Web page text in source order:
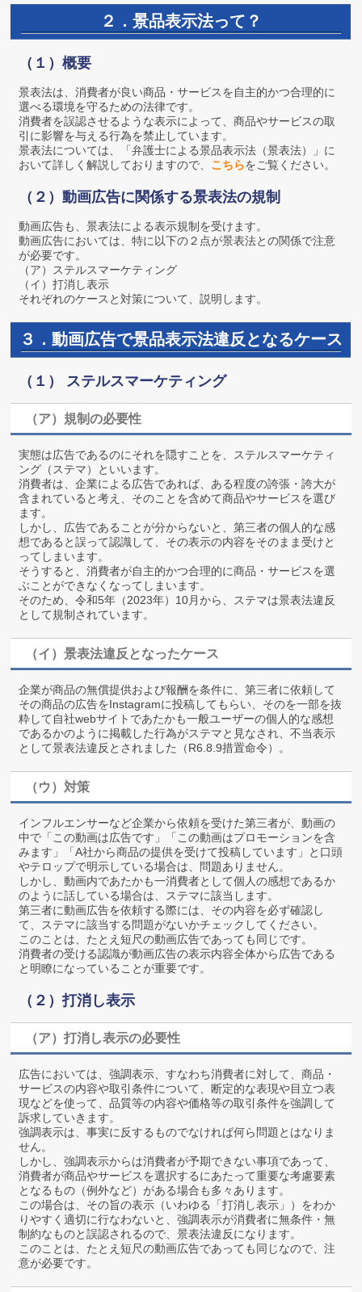
２．景品表示法って？
（１）概要
景表法は、消費者が良い商品・サービスを自主的かつ合理的に
選べる環境を守るための法律です。
消費者を誤認させるような表示によって、商品やサービスの取
引に影響を与える行為を禁止しています。
景表法については、「弁護士による景品表示法（景表法）」に
おいて詳しく解説しておりますので、 こちらをご覧ください。
（２）動画広告に関係する景表法の規制
動画広告も、景表法による表示規制を受けます。
動画広告においては、特に以下の２点が景表法との関係で注意
が必要です。
（ア）ステルスマーケティング
（イ）打消し表示
それぞれのケースと対策について、説明します。
３．動画広告で景品表示法違反となるケース
（１） ステルスマーケティング
（ア）規制の必要性
実態は広告であるのにそれを隠すことを、ステルスマーケティ
ング（ステマ）といいます。
消費者は、企業による広告であれば、ある程度の誇張・誇大が
含まれていると考え、そのことを含めて商品やサービスを選び
ます。
しかし、広告であることが分からないと、第三者の個人的な感
想であると誤って認識して、その表示の内容をそのまま受けと
ってしまいます。
そうすると、消費者が自主的かつ合理的に商品・サービスを選
ぶことができなくなってしまいます。
そのため、令和5年（2023年）10月から、ステマは景表法違反
として規制されています。
（イ）景表法違反となったケース
企業が商品の無償提供および報酬を条件に、第三者に依頼して
その商品の広告をInstagramに投稿してもらい、そのを一部を抜
粋して自社webサイトであたかも一般ユーザーの個人的な感想
であるかのように掲載した行為がステマと見なされ、不当表示
として景表法違反とされました（R6.8.9措置命令）。
（ウ）対策
インフルエンサーなど企業から依頼を受けた第三者が、動画の
中で「この動画は広告です」「この動画はプロモーションを含
みます」「A社から商品の提供を受けて投稿しています」と口頭
やテロップで明示している場合は、問題ありません。
しかし、動画内であたかも一消費者として個人の感想であるか
のように話している場合は、ステマに該当します。
第三者に動画広告を依頼する際には、その内容を必ず確認し
て、ステマに該当する問題がないかチェックしてください。
このことは、たとえ短尺の動画広告であっても同じです。
消費者の受ける認識が動画広告の表示内容全体から広告である
と明瞭になっていることが重要です。
（２）打消し表示
（ア）打消し表示の必要性
広告においては、強調表示、すなわち消費者に対して、商品・
サービスの内容や取引条件について、断定的な表現や目立つ表
現などを使って、品質等の内容や価格等の取引条件を強調して
訴求していきます。
強調表示は、事実に反するものでなければ何ら問題とはなりま
せん。
しかし、強調表示からは消費者が予期できない事項であって、
消費者が商品やサービスを選択するにあたって重要な考慮要素
となるもの（例外など）がある場合も多々あります。
この場合は、その旨の表示（いわゆる「打消し表示」）をわか
りやすく適切に行なわないと、強調表示が消費者に無条件・無
制約なものと誤認されるので、景表法違反になります。
このことは、たとえ短尺の動画広告であっても同じなので、注
意が必要です。